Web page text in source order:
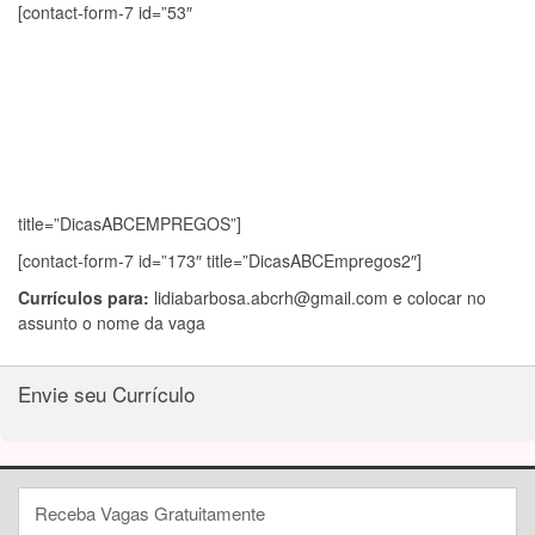
[contact-form-7 id=”53″
title=”DicasABCEMPREGOS”]
[contact-form-7 id=”173″ title=”DicasABCEmpregos2″]
Currículos para: lidiabarbosa.abcrh@gmail.com e colocar no
assunto o nome da vaga
Envie seu Currículo
Receba Vagas Gratuitamente